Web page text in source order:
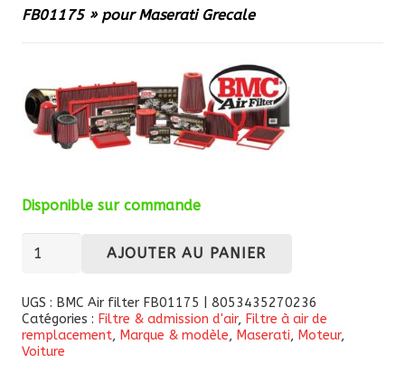
FB01175 » pour Maserati Grecale
Disponible sur commande
quantité
Filtre
à
air
AJOUTER AU PANIER
UGS : BMC Air filter FB01175 | 8053435270236
Catégories : Filtre & admission d'air, Filtre à air de
remplacement, Marque & modèle, Maserati, Moteur,
Voiture